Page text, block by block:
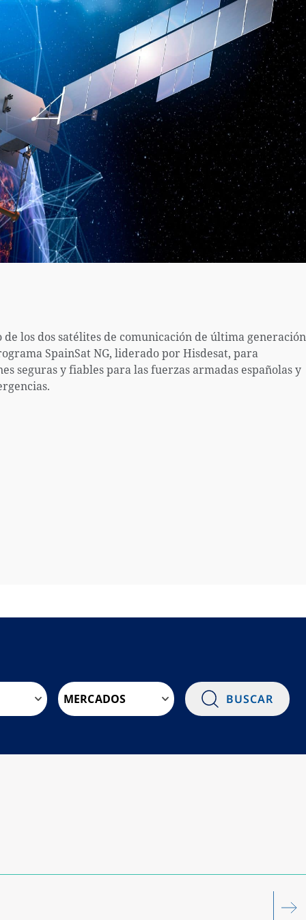
de los dos satélites de comunicación de última generación
SpainSat NG, liderado por Hisdesat, para
seguras y fiables para las fuerzas armadas españolas y
MERCADOS